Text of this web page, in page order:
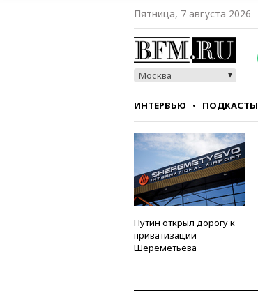
Пятница, 7 августа 2026
Москва
ИНТЕРВЬЮ ПОДКАСТЫ
СТИЛЬ ТЕСТЫ
Путин открыл дорогу к
приватизации
Шереметьева